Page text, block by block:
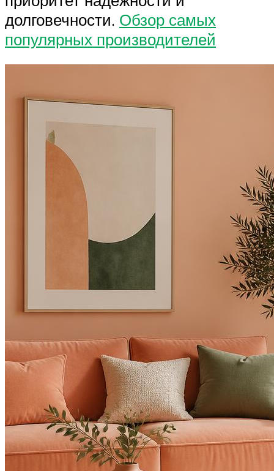
долговечности. Обзор самых
популярных производителей